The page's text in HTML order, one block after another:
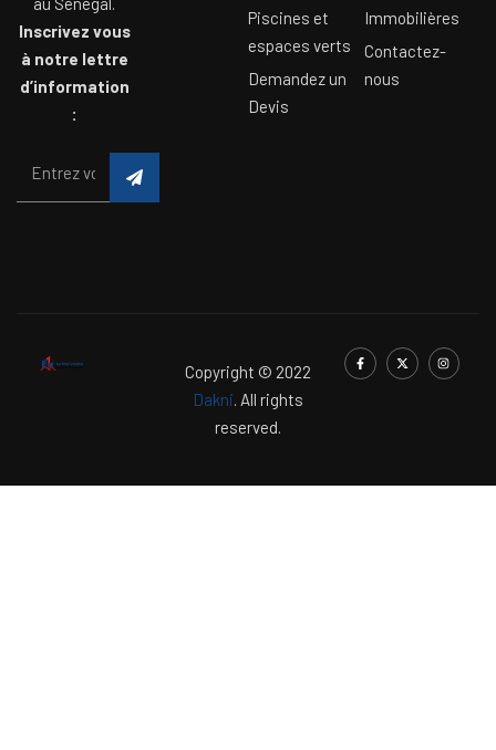
Inscrivez vous
à notre lettre
d’information
:
Piscines et
espaces verts
Demandez un
Devis
Immobilières
Contactez-
nous
Copyright © 2022
Dakni. All rights
reserved.